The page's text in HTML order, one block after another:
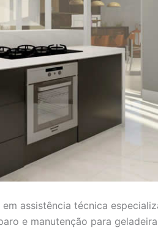
em assistência técnica
e manutenção para